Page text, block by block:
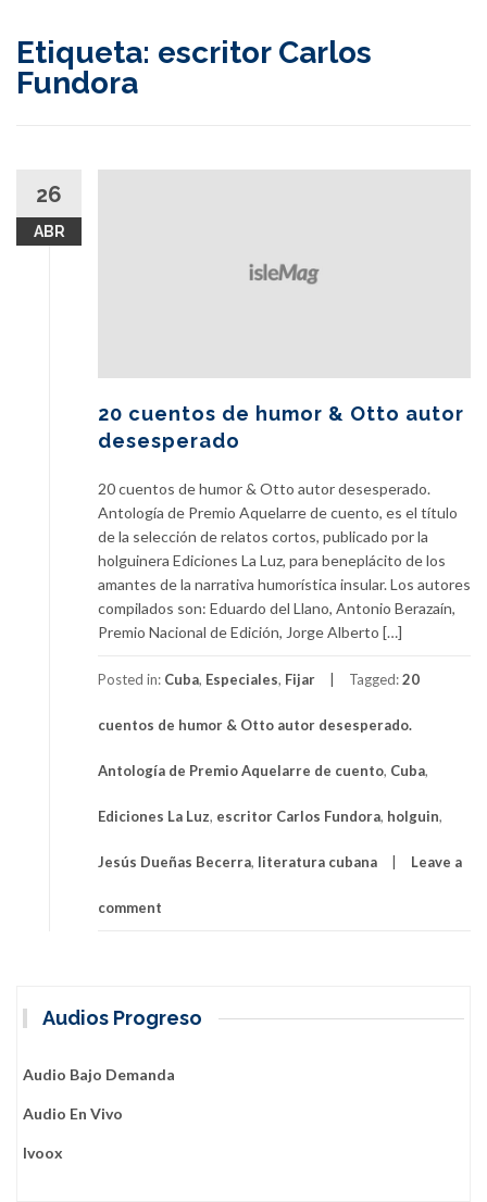
Etiqueta: escritor Carlos
Fundora
26
ABR
20 cuentos de humor & Otto autor
desesperado
20 cuentos de humor & Otto autor desesperado.
Antología de Premio Aquelarre de cuento, es el título
de la selección de relatos cortos, publicado por la
holguinera Ediciones La Luz, para beneplácito de los
amantes de la narrativa humorística insular. Los autores
compilados son: Eduardo del Llano, Antonio Berazaín,
Premio Nacional de Edición, Jorge Alberto […]
Posted in: Cuba, Especiales, Fijar Tagged:20
cuentos de humor & Otto autor desesperado.
Antología de Premio Aquelarre de cuento, Cuba,
Ediciones La Luz, escritor Carlos Fundora, holguin,
Jesús Dueñas Becerra, literatura cubana Leave a
comment
Audios Progreso
Audio Bajo Demanda
Audio En Vivo
Ivoox